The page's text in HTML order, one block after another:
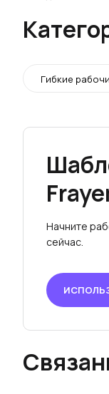
Гибкие
Начните
сейчас.